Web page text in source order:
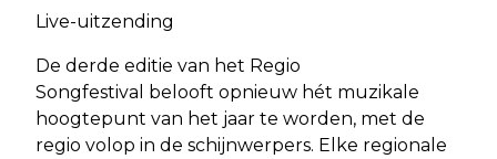
Live-uitzending
De derde editie van het Regio
Songfestival belooft opnieuw hét muzikale
hoogtepunt van het jaar te worden, met de
regio volop in de schijnwerpers. Elke regionale